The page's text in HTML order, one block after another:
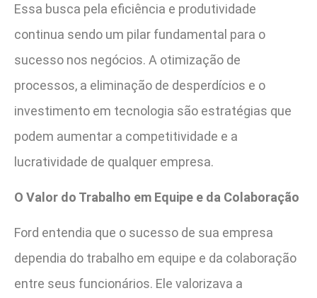
Essa busca pela eficiência e produtividade
continua sendo um pilar fundamental para o
sucesso nos negócios. A otimização de
processos, a eliminação de desperdícios e o
investimento em tecnologia são estratégias que
podem aumentar a competitividade e a
lucratividade de qualquer empresa.
O Valor do Trabalho em Equipe e da Colaboração
Ford entendia que o sucesso de sua empresa
dependia do trabalho em equipe e da colaboração
entre seus funcionários. Ele valorizava a